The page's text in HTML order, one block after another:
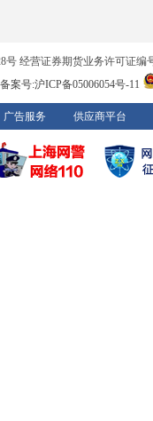
经营证券期货业务许可证编
案号:沪ICP备05006054号-11
广告服务 供应商平台